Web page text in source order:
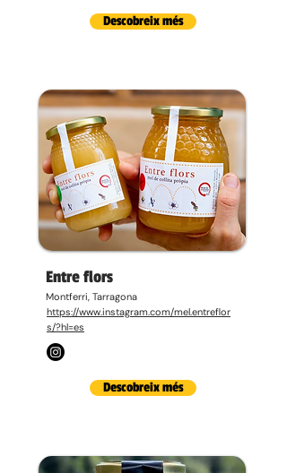
Descobreix més
Entre flors
Montferri, Tarragona
https://www.instagram.com/mel.entreflor
s/?hl=es
Descobreix més